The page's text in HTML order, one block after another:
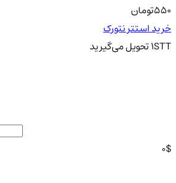
550تومان
خرید استتر نتورک
1STTتحویلمی‌گیرید
0$